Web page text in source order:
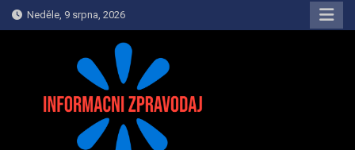
Skip
to
Neděle, 9 srpna, 2026